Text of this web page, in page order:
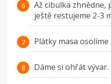
Až cibulka zhnědne,
ještě restujeme 2-3
Plátky masa
Dáme si ohřát vývar.